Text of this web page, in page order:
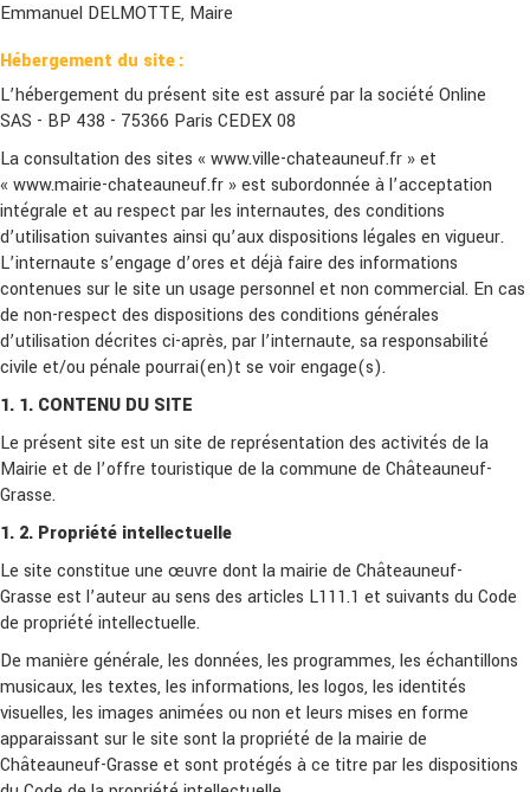
Emmanuel DELMOTTE, Maire
Hébergement du site :
L’hébergement du présent site est assuré par la société Online
SAS - BP 438 - 75366 Paris CEDEX 08
La consultation des sites « www.ville-chateauneuf.fr » et
« www.mairie-chateauneuf.fr » est subordonnée à l’acceptation
intégrale et au respect par les internautes, des conditions
d’utilisation suivantes ainsi qu’aux dispositions légales en vigueur.
L’internaute s’engage d’ores et déjà faire des informations
contenues sur le site un usage personnel et non commercial. En cas
de non-respect des dispositions des conditions générales
d’utilisation décrites ci-après, par l’internaute, sa responsabilité
civile et/ou pénale pourrai(en)t se voir engage(s).
1. 1. CONTENU DU SITE
Le présent site est un site de représentation des activités de la
Mairie et de l’offre touristique de la commune de Châteauneuf-
Grasse.
1. 2. Propriété intellectuelle
Le site constitue une œuvre dont la mairie de Châteauneuf-
Grasse est l’auteur au sens des articles L111.1 et suivants du Code
de propriété intellectuelle.
De manière générale, les données, les programmes, les échantillons
musicaux, les textes, les informations, les logos, les identités
visuelles, les images animées ou non et leurs mises en forme
apparaissant sur le site sont la propriété de la mairie de
Châteauneuf-Grasse et sont protégés à ce titre par les dispositions